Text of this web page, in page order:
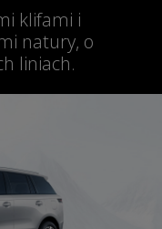
klifami i
natury, o
liniach.